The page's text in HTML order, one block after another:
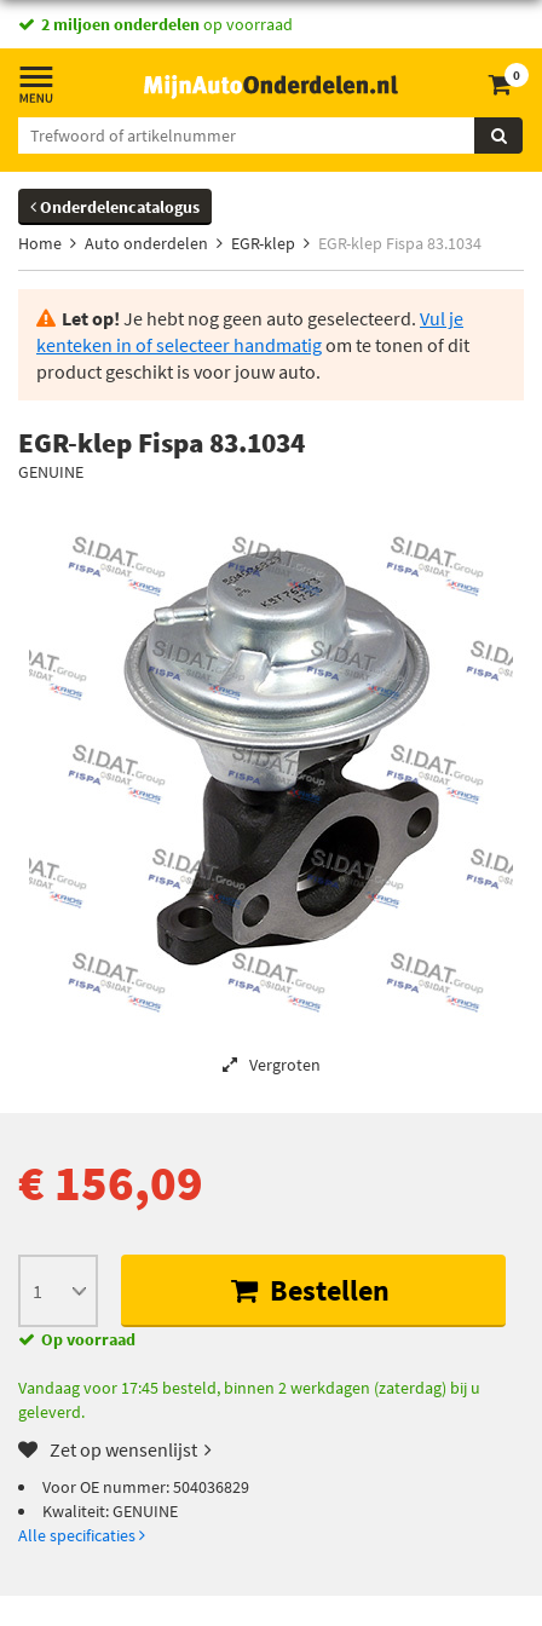
2 miljoen onderdelenop voorraad
0
Onderdelencatalogus
Home
Auto onderdelen EGR-klep EGR-klep Fispa 83.1034
Let op! Je hebt nog geen auto geselecteerd. Vul je
kenteken in of selecteer handmatigom te tonen of dit
product geschikt is voor jouw auto.
EGR-klep Fispa 83.1034
GENUINE
Vergroten
€ 156,09
Bestellen
Op voorraad
Vandaag voor 17:45 besteld, binnen 2 werkdagen (zaterdag) bij u
geleverd.
Zet op wensenlijst
Voor OE nummer: 504036829
Kwaliteit: GENUINE
Alle specificaties